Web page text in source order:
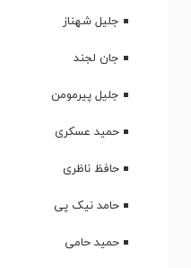
جلیل شهناز
جان لجند
جلیل پیرمومن
حمید عسکری
حافظ ناظری
حامد نیک پی
حمید حامی